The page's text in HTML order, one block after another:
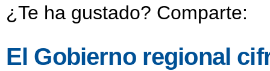
¿Te ha gustado? Comparte:
El Gobierno regional